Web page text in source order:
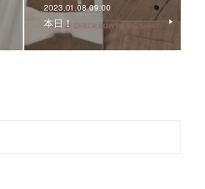
2023.01.08 09:00
本日！